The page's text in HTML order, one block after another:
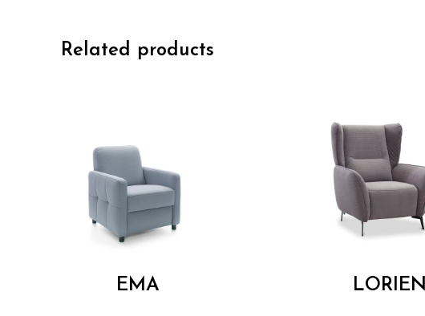
Related products
EMA LORIEN